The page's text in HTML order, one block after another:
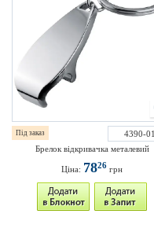
Під заказ
4390-01
Брелок відкривачка металевий
Ціна: 7826 грн